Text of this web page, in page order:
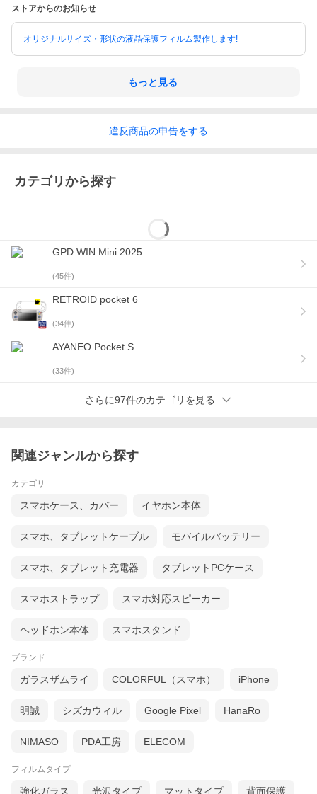
ストアからのお知らせ
オリジナルサイズ・形状の液晶保護フィルム製作します!
もっと見る
違反商品の申告をする
カテゴリから探す
GPD WIN Mini 2025
(45件)
RETROID pocket 6
(34件)
AYANEO Pocket S
(33件)
さらに97件のカテゴリを見る
関連ジャンルから探す
カテゴリ
スマホケース、カバー イヤホン本体
スマホ、タブレットケーブル モバイルバッテリー
スマホ、タブレット充電器 タブレットPCケース
スマホストラップ スマホ対応スピーカー
ヘッドホン本体 スマホスタンド
ブランド
ガラスザムライ COLORFUL（スマホ） iPhone
明誠 シズカウィル Google Pixel HanaRo
NIMASO PDA工房 ELECOM
フィルムタイプ
強化ガラス 光沢タイプ マットタイプ 背面保護